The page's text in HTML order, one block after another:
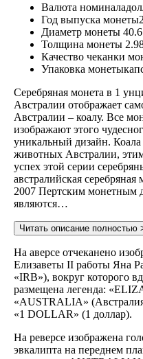
Валюта номинала
Год выпуска монеты
Диаметр монеты
Толщина монеты
Качество чеканки
Упаковка монеты
Серебряная монета в 1
Австралии отображает
Австралии – коалу. Все
изображают этого
уникальный дизайн.
животных Австралии,
успех этой серии
австралийская
2007 Пертским монетным
являются…
Читать описание полностью
На аверсе отчеканено
Елизаветы II работы Яна
«IRB»), вокруг которого
размещена легенда:
«AUSTRALIA»
«1 DOLLAR» (1 доллар).
На реверсе изображена
эвкалипта на переднем